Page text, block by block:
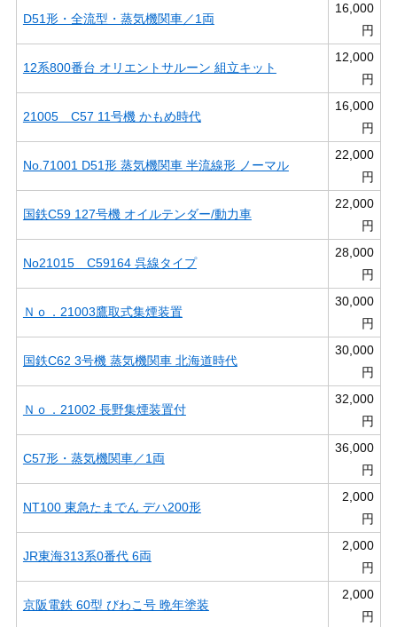
D51形・全流型・蒸気機関車／1両
16,000
円
12系800番台 オリエントサルーン 組立キット
12,000
円
21005 C57 11号機 かもめ時代
16,000
円
No.71001 D51形 蒸気機関車 半流線形 ノーマル
22,000
円
国鉄C59 127号機 オイルテンダー/動力車
22,000
円
No21015 C59164 呉線タイプ
28,000
円
Ｎｏ．21003鷹取式集煙装置
30,000
円
国鉄C62 3号機 蒸気機関車 北海道時代
30,000
円
Ｎｏ．21002 長野集煙装置付
32,000
円
C57形・蒸気機関車／1両
36,000
円
NT100 東急たまでん デハ200形
2,000
円
JR東海313系0番代 6両
2,000
円
京阪電鉄 60型 びわこ号 晩年塗装
2,000
円